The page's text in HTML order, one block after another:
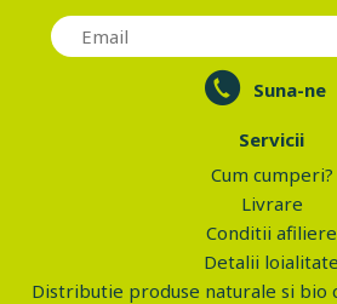
Suna-ne
Servicii
Cum cumperi?
Livrare
Conditii afiliere
Detalii loialitate
Distributie produse naturale si bio